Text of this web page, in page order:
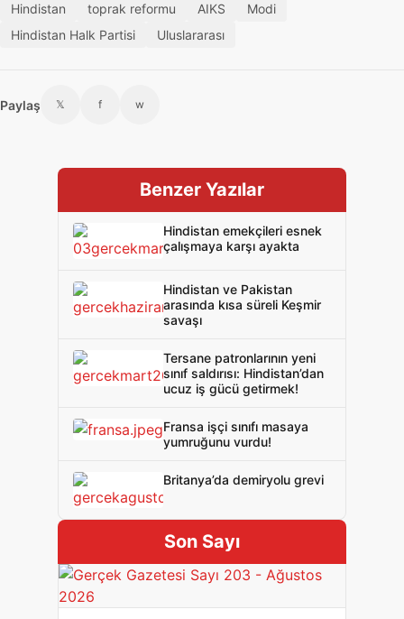
Hindistan toprak reformu AIKS
Modi
Hindistan Halk Partisi
Uluslararası
Paylaş 𝕏 f w
Benzer Yazılar
Hindistan emekçileri esnek
çalışmaya karşı ayakta
Hindistan ve Pakistan
arasında kısa süreli Keşmir
savaşı
Tersane patronlarının yeni
sınıf saldırısı: Hindistan’dan
ucuz iş gücü getirmek!
Fransa işçi sınıfı masaya
yumruğunu vurdu!
Britanya’da demiryolu grevi
Son Sayı